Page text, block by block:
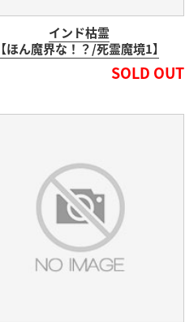
インド枯霊
【ほん魔界な！？/死霊魔境1】
SOLD OUT